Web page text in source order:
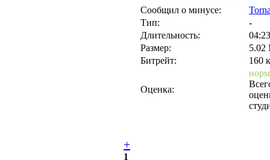
Сообщил о минусе:
Тип:
-
Длительность:
04:23
Размер:
5.02
Битрейт:
160
Оценка:
+
1